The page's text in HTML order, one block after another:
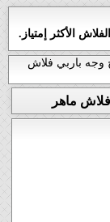
الأكثر إمتياز.
وجه باربي فلاش
ماهر